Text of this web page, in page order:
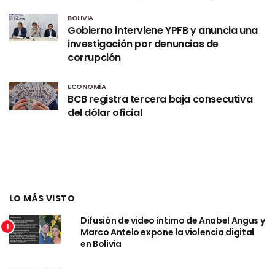
BOLIVIA
Gobierno interviene YPFB y anuncia una
investigación por denuncias de
corrupción
ECONOMÍA
BCB registra tercera baja consecutiva
del dólar oficial
LO MÁS VISTO
1
Difusión de video íntimo de Anabel Angus y
Marco Antelo expone la violencia digital
en Bolivia